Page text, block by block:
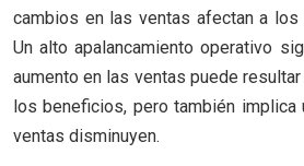
cambios en las ventas afectan a
Un alto apalancamiento operativo
aumento en las ventas puede
los beneficios, pero también
ventas disminuyen.